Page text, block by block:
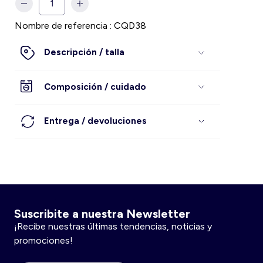
BestSellers
Niña
Pantalones
Ropa interior
Short
Faldas y vestidos
Accesorios
Jeans
Pijamas y Camisones
Remeras
Conjuntos
Deporte
Jeans
Pijamas
Ropa interior
Conjuntos
Enteritos y monos
Habitación y baño
Medias
Peleles y bodies
Pijamas
Nombre de referencia : CQD38
Descripción / talla
Composición / cuidado
Entrega / devoluciones
Suscribite a nuestra Newsletter
¡Recibe nuestras últimas tendencias, noticias y
promociones!